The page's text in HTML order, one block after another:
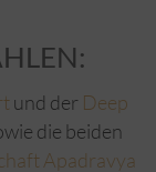
und der Deep
die beiden
Apadravya